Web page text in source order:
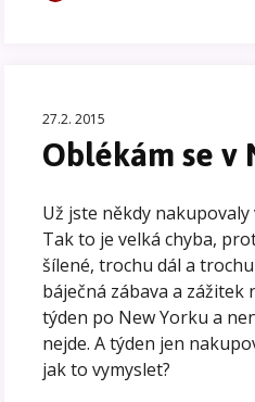
27.2. 2015
Oblékám se v
Už jste někdy nakupovaly
Tak to je velká chyba,
šílené, trochu dál a
báječná zábava a zážitek
týden po New Yorku a
nejde. A týden jen
jak to vymyslet?